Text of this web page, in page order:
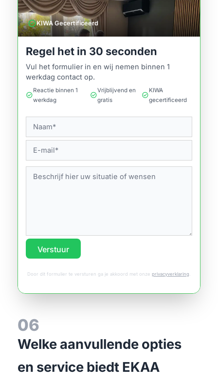
verifiedKIWA Gecertificeerd
Regel het in 30 seconden
Vul het formulier in en wij nemen binnen 1
werkdag contact op.
check_circle
Reactie binnen 1
werkdag
check_circle
Vrijblijvend en
gratis
check_circle
KIWA
gecertificeerd
Verstuur
Door dit formulier te versturen ga je akkoord met onze privacyverklaring
06
Welke aanvullende opties
en service biedt EKAA